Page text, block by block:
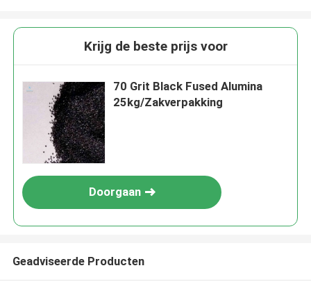
VERZENDEN
Krijg de beste prijs voor
70 Grit Black Fused Alumina
25kg/Zakverpakking
Doorgaan
Geadviseerde Producten